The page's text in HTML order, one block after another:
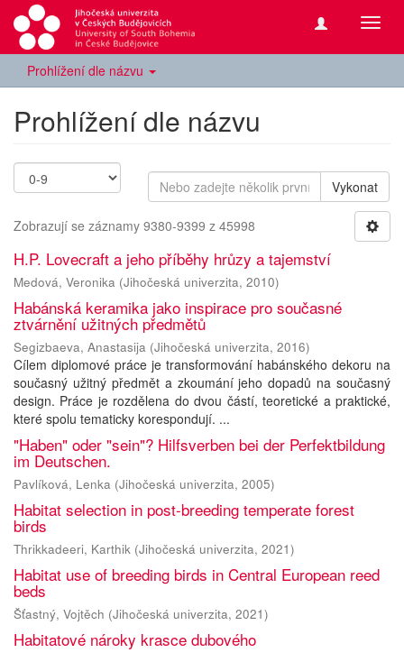
Prohlížení dle názvu
Prohlížení dle názvu
Vykonat
Zobrazují se záznamy 9380-9399 z 45998
H.P. Lovecraft a jeho příběhy hrůzy a tajemství
Medová, Veronika (Jihočeská univerzita, 2010)
Habánská keramika jako inspirace pro současné
ztvárnění užitných předmětů
Segizbaeva, Anastasija (Jihočeská univerzita, 2016)
Cílem diplomové práce je transformování habánského dekoru na
současný užitný předmět a zkoumání jeho dopadů na současný
design. Práce je rozdělena do dvou částí, teoretické a praktické,
které spolu tematicky korespondují. ...
"Haben" oder "sein"? Hilfsverben bei der Perfektbildung
im Deutschen.
Pavlíková, Lenka (Jihočeská univerzita, 2005)
Habitat selection in post-breeding temperate forest
birds
Thrikkadeeri, Karthik (Jihočeská univerzita, 2021)
Habitat use of breeding birds in Central European reed
beds
Šťastný, Vojtěch (Jihočeská univerzita, 2021)
Habitatové nároky krasce dubového